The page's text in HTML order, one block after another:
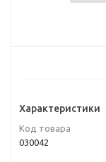
Характеристики
Код товара
030042